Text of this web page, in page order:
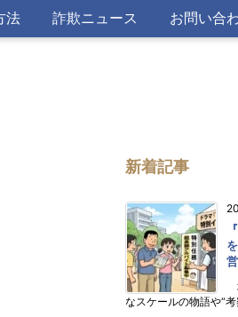
法 詐欺ニュース お問い合
新着記事
なスケールの物語や“